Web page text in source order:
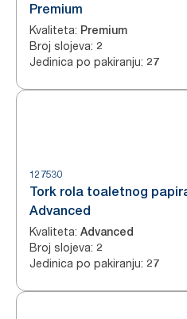
Premium
Kvaliteta: Premium
Broj slojeva: 2
Jedinica po pakiranju: 27
127530
Tork rola toaletnog
Advanced
Kvaliteta: Advanced
Broj slojeva: 2
Jedinica po pakiranju: 27